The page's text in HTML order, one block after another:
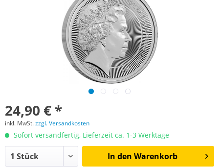
24,90 € *
inkl. MwSt.zzgl. Versandkosten
Sofort versandfertig, Lieferzeit ca. 1-3 Werktage
In den Warenkorb